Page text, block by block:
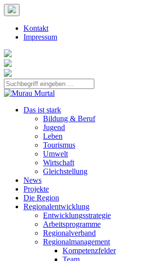
Kontakt
Impressum
Das ist stark
Bildung & Beruf
Jugend
Leben
Tourismus
Umwelt
Wirtschaft
Gleichstellung
News
Projekte
Die Region
Regionalentwicklung
Entwicklungsstrategie
Arbeitsprogramme
Regionalverband
Regionalmanagement
Kompetenzfelder
Team